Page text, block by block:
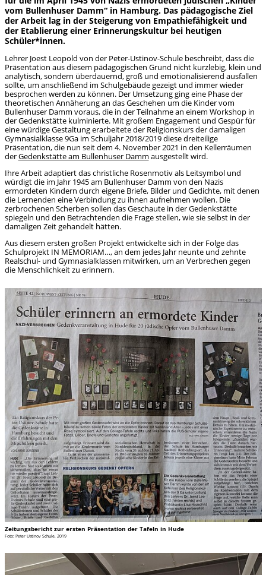
vom Bullenhuser Damm“ in Hamburg. Das pädagogische Ziel
der Arbeit lag in der Steigerung von Empathiefähigkeit und
der Etablierung einer Erinnerungskultur bei heutigen
Schüler*innen.
Lehrer Joest Leopold von der Peter-Ustinov-Schule beschreibt, dass die
Präsentation aus diesem pädagogischen Grund nicht kurzlebig, klein und
analytisch, sondern überdauernd, groß und emotionalisierend ausfallen
sollte, um anschließend im Schulgebäude gezeigt und immer wieder
besprochen werden zu können. Der Umsetzung ging eine Phase der
theoretischen Annäherung an das Geschehen um die Kinder vom
Bullenhuser Damm voraus, die in der Teilnahme an einem Workshop in
der Gedenkstätte kulminierte. Mit großem Engagement und Gespür für
eine würdige Gestaltung erarbeitete der Religionskurs der damaligen
Gymnasialklasse 9Ga im Schuljahr 2018/2019 diese dreiteilige
Präsentation, die nun seit dem 4. November 2021 in den Kellerräumen
derGedenkstätte am Bullenhuser Damm ausgestellt wird.
Ihre Arbeit adaptiert das christliche Rosenmotiv als Leitsymbol und
würdigt die im Jahr 1945 am Bullenhuser Damm von den Nazis
ermordeten Kindern durch eigene Briefe, Bilder und Gedichte, mit denen
die Lernenden eine Verbindung zu ihnen aufnehmen wollen. Die
zerbrochenen Scherben sollen das Geschaute in der Gedenkstätte
spiegeln und den Betrachtenden die Frage stellen, wie sie selbst in der
damaligen Zeit gehandelt hätten.
Aus diesem ersten großen Projekt entwickelte sich in der Folge das
Schulprojekt IN MEMORIAM…, an dem jedes Jahr neunte und zehnte
Realschul- und Gymnasialklassen mitwirken, um an Verbrechen gegen
die Menschlichkeit zu erinnern.
Zeitungsbericht zur ersten Präsentation der Tafeln in Hude
Foto: Peter Ustinov Schule, 2019